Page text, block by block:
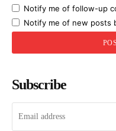
Notify me of follow-up
Notify me of new posts
Subscribe